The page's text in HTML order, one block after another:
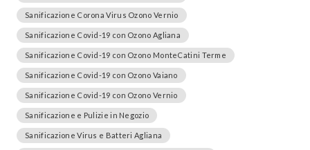
Sanificazione Corona Virus Ozono Vernio
Sanificazione Covid-19 con Ozono Agliana
Sanificazione Covid-19 con Ozono MonteCatini Terme
Sanificazione Covid-19 con Ozono Vaiano
Sanificazione Covid-19 con Ozono Vernio
Sanificazione e Pulizie in Negozio
Sanificazione Virus e Batteri Agliana